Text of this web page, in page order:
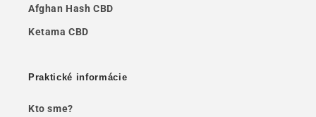
Afghan Hash CBD
Ketama CBD
Praktické informácie
Kto sme?